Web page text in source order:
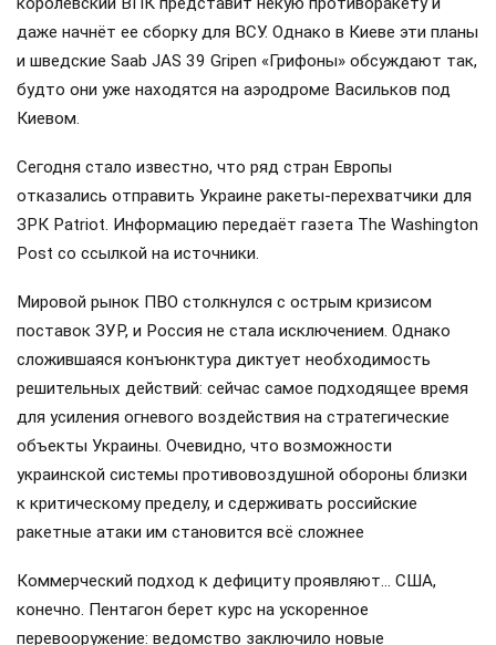
даже начнёт ее сборку для ВСУ. Однако в Киеве эти планы
и шведские Saab JAS 39 Gripen «Грифоны» обсуждают так,
будто они уже находятся на аэродроме Васильков под
Киевом.
Сегодня стало известно, что ряд стран Европы
отказались отправить Украине ракеты-перехватчики для
ЗРК Patriot. Информацию передаёт газета The Washington
Post со ссылкой на источники.
Мировой рынок ПВО столкнулся с острым кризисом
поставок ЗУР, и Россия не стала исключением. Однако
сложившаяся конъюнктура диктует необходимость
решительных действий: сейчас самое подходящее время
для усиления огневого воздействия на стратегические
объекты Украины. Очевидно, что возможности
украинской системы противовоздушной обороны близки
к критическому пределу, и сдерживать российские
ракетные атаки им становится всё сложнее
Коммерческий подход к дефициту проявляют… США,
конечно. Пентагон берет курс на ускоренное
перевооружение: ведомство заключило новые